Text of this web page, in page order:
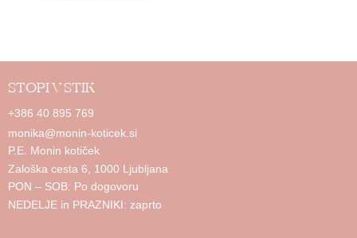
STOPI V STIK
+386 40 895 769
monika@monin-koticek.si
P.E. Monin kotiček
Zaloška cesta 6, 1000 Ljubljana
PON – SOB: Po dogovoru
NEDELJE in PRAZNIKI: zaprto